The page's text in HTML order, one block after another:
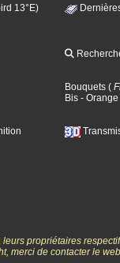
13°E)
Bouquets (
Bis - Orange
propriétaires
merci de contacter le